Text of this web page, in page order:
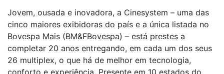
Jovem, ousada e inovadora, a Cinesystem – uma das
cinco maiores exibidoras do país e a única listada no
Bovespa Mais (BM&FBovespa) – está prestes a
completar 20 anos entregando, em cada um dos seus
26 multiplex, o que há de melhor em tecnologia,
conforto e experiência. Presente em 10 estados do